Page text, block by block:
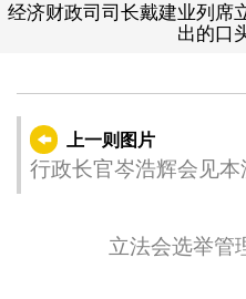
经济财政司司长戴建业列席
出的口
上一则图片
行政长官岑浩辉会见
立法会选举管